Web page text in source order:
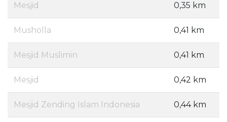
Mesjid 0,35 km
Musholla 0,41 km
Mesjid Muslimin 0,41 km
Mesjid 0,42 km
Mesjid Zending Islam Indonesia 0,44 km